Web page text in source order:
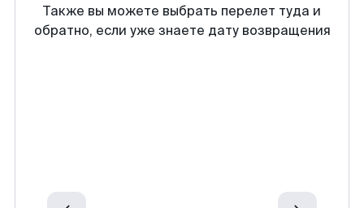
Также вы можете выбрать перелет туда и
обратно, если уже знаете дату возвращения